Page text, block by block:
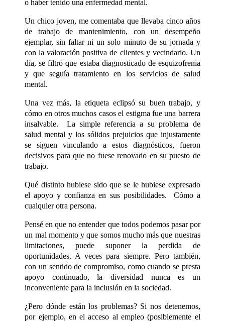
o haber tenido una enfermedad mental.
Un chico joven, me comentaba que llevaba cinco años
de trabajo de mantenimiento, con un desempeño
ejemplar, sin faltar ni un solo minuto de su jornada y
con la valoración positiva de clientes y vecindario. Un
día, se filtró que estaba diagnosticado de esquizofrenia
y que seguía tratamiento en los servicios de salud
mental.
Una vez más, la etiqueta eclipsó su buen trabajo, y
cómo en otros muchos casos el estigma fue una barrera
insalvable. La simple referencia a su problema de
salud mental y los sólidos prejuicios que injustamente
se siguen vinculando a estos diagnósticos, fueron
decisivos para que no fuese renovado en su puesto de
trabajo.
Qué distinto hubiese sido que se le hubiese expresado
el apoyo y confianza en sus posibilidades. Cómo a
cualquier otra persona.
Pensé en que no entender que todos podemos pasar por
un mal momento y que somos mucho más que nuestras
limitaciones, puede suponer la perdida de
oportunidades. A veces para siempre. Pero también,
con un sentido de compromiso, como cuando se presta
apoyo continuado, la diversidad nunca es un
inconveniente para la inclusión en la sociedad.
¿Pero dónde están los problemas? Si nos detenemos,
por ejemplo, en el acceso al empleo (posiblemente el